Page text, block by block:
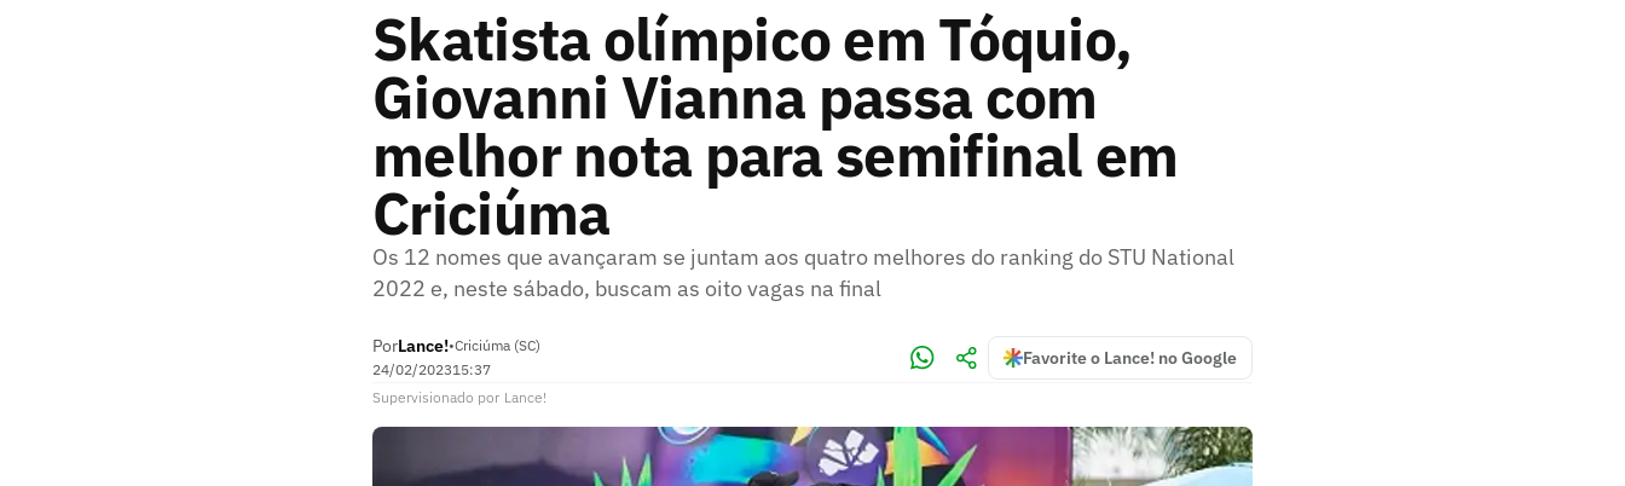
Skatista olímpico em Tóquio,
Giovanni Vianna passa com
melhor nota para semifinal em
Criciúma
Os 12 nomes que avançaram se juntam aos quatro melhores do ranking do STU National
2022 e, neste sábado, buscam as oito vagas na final
PorLance!•Criciúma (SC)
24/02/202315:37
Favorite o Lance! no Google
Supervisionado por Lance!